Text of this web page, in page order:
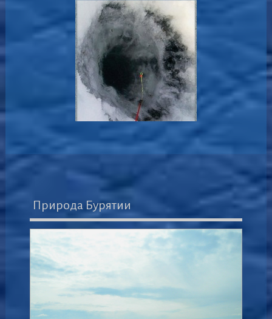
Природа Бурятии